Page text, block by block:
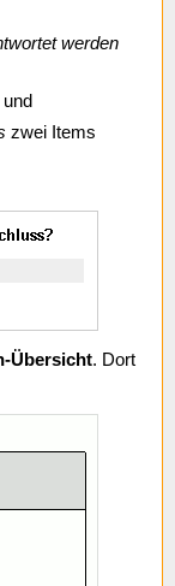
werden
zwei Items
Übersicht. Dort